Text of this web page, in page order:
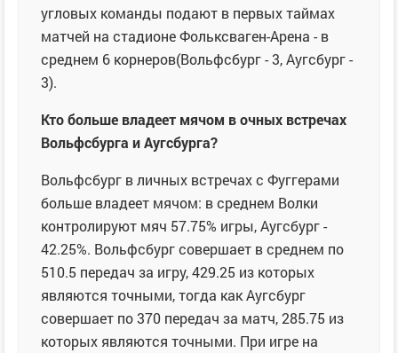
угловых команды подают в первых таймах
матчей на стадионе Фольксваген-Арена - в
среднем 6 корнеров(Вольфсбург - 3, Аугсбург -
3).
Кто больше владеет мячом в очных встречах
Вольфсбурга и Аугсбурга?
Вольфсбург в личных встречах с Фуггерами
больше владеет мячом: в среднем Волки
контролируют мяч 57.75% игры, Аугсбург -
42.25%. Вольфсбург совершает в среднем по
510.5 передач за игру, 429.25 из которых
являются точными, тогда как Аугсбург
совершает по 370 передач за матч, 285.75 из
которых являются точными. При игре на